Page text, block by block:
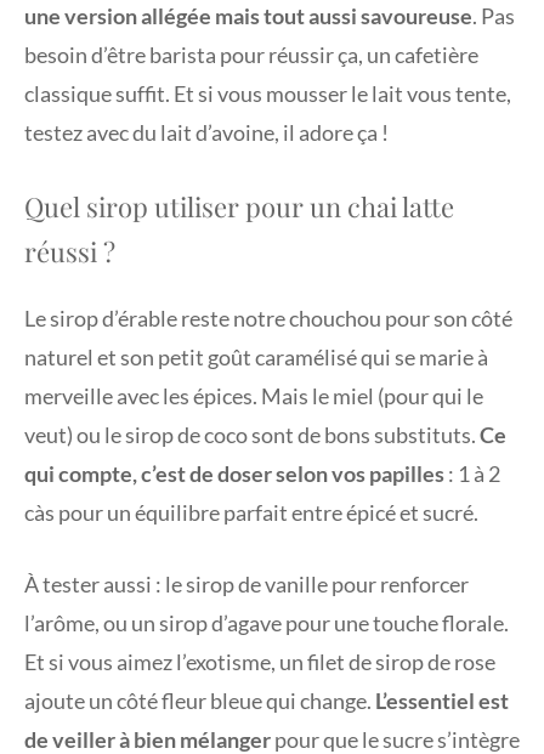
une version allégée mais tout aussi savoureuse. Pas
besoin d’être barista pour réussir ça, un cafetière
classique suffit. Et si vous mousser le lait vous tente,
testez avec du lait d’avoine, il adore ça !
Quel sirop utiliser pour un chai latte
réussi ?
Le sirop d’érable reste notre chouchou pour son côté
naturel et son petit goût caramélisé qui se marie à
merveille avec les épices. Mais le miel (pour qui le
veut) ou le sirop de coco sont de bons substituts.Ce
qui compte, c’est de doser selon vos papilles: 1 à 2
càs pour un équilibre parfait entre épicé et sucré.
À tester aussi : le sirop de vanille pour renforcer
l’arôme, ou un sirop d’agave pour une touche florale.
Et si vous aimez l’exotisme, un filet de sirop de rose
ajoute un côté fleur bleue qui change. L’essentiel est
de veiller à bien mélangerpour que le sucre s’intègre